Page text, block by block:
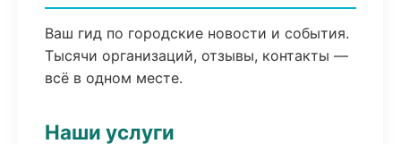
Ваш гид по городские новости и события.
Тысячи организаций, отзывы, контакты —
всё в одном месте.
Наши услуги